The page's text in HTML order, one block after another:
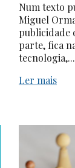
Num texto
Miguel
publicidade
parte, fica
tecnologia,...
Ler mais